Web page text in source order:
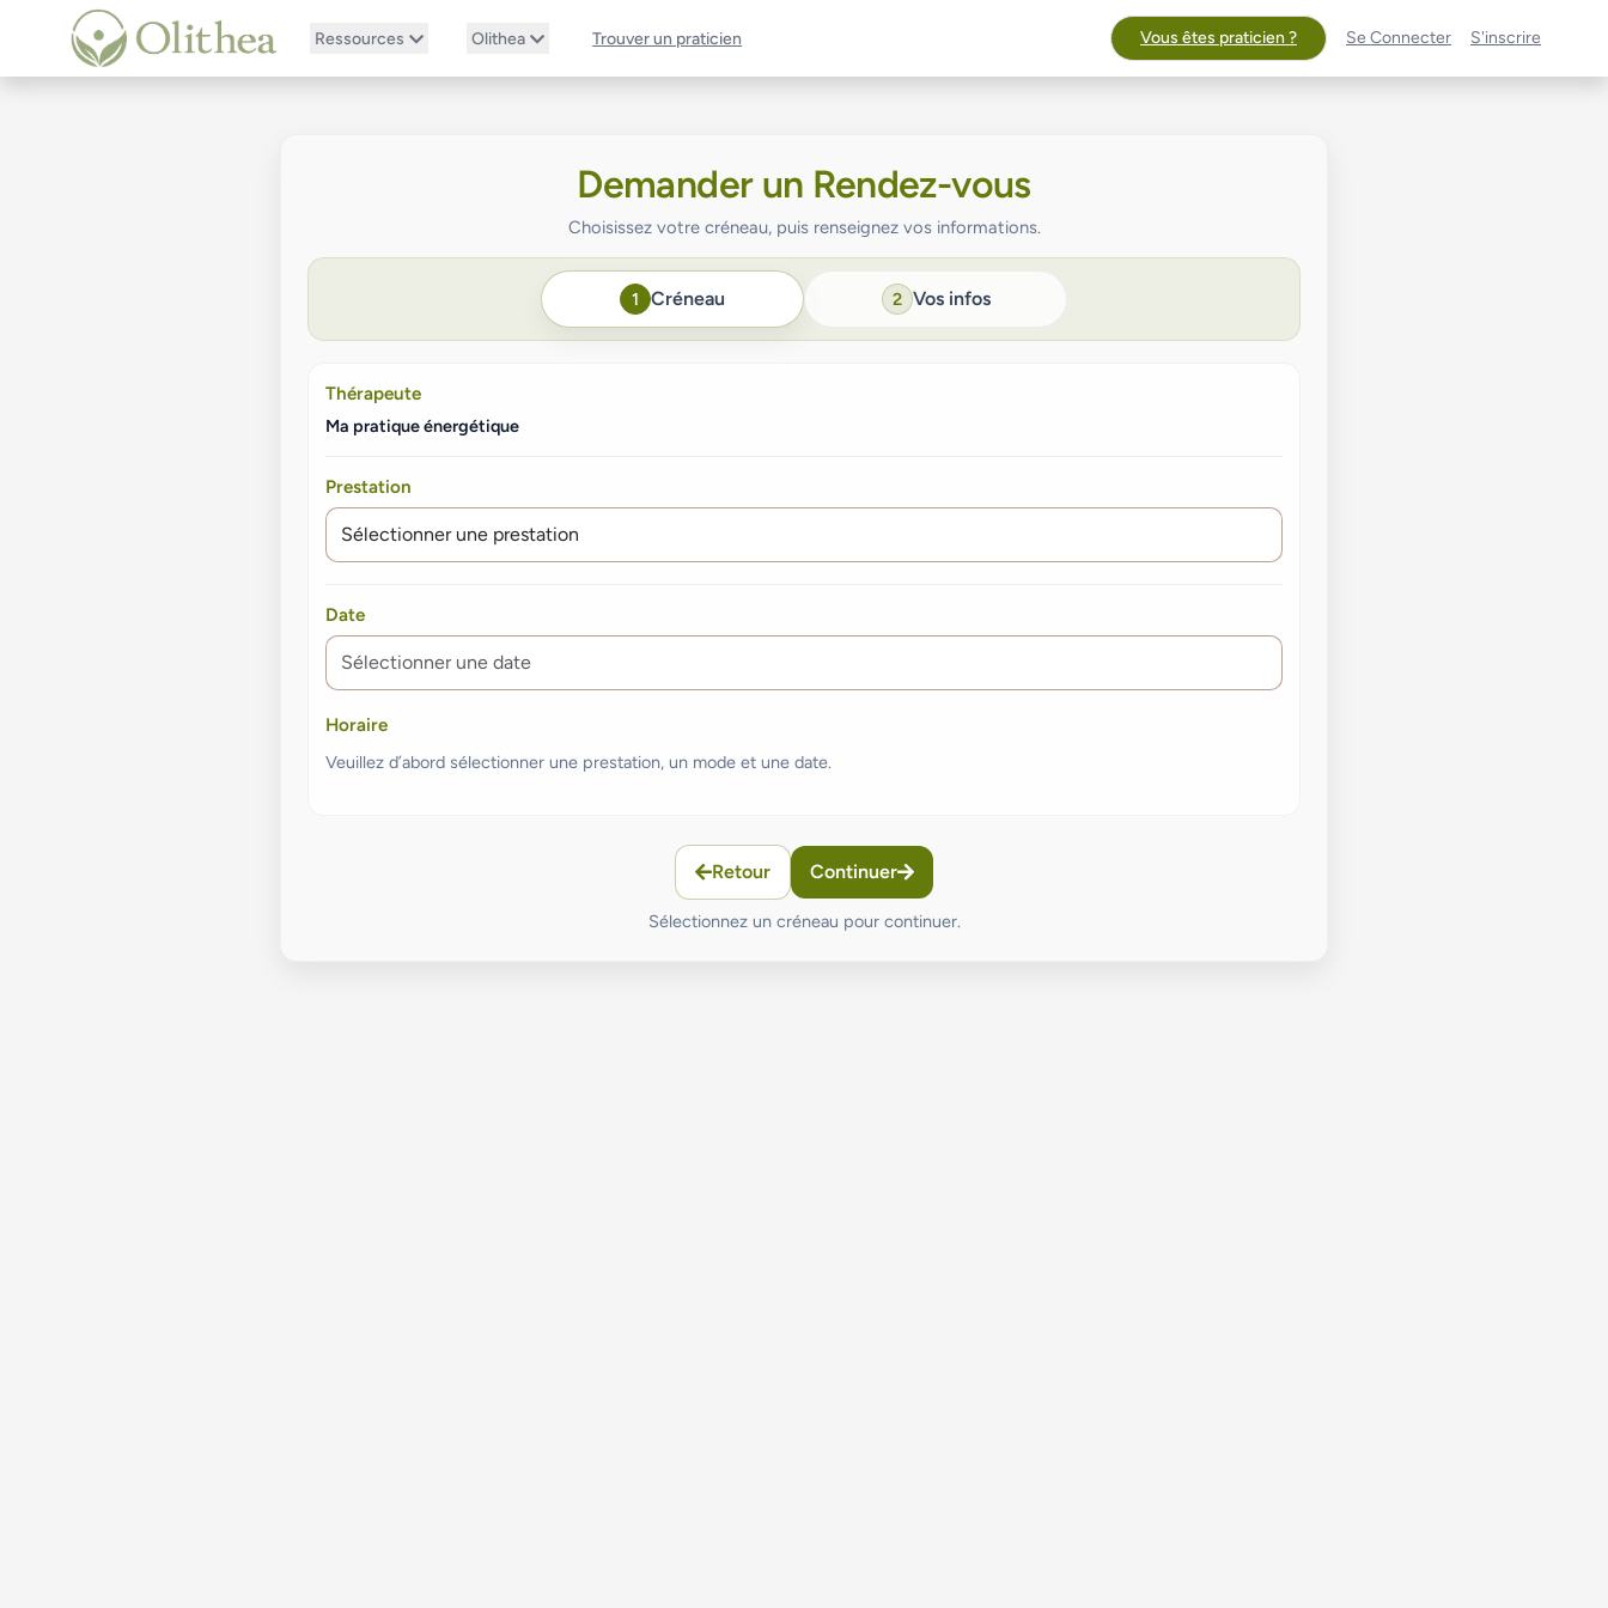
Ressources Olithea Trouver un praticien Vous êtes praticien ? Se Connecter S'inscrire
Demander un Rendez-vous
Choisissez votre créneau, puis renseignez vos informations.
1 Créneau 2 Vos infos
Thérapeute
Ma pratique énergétique
Prestation
Date
Horaire
Veuillez d’abord sélectionner une prestation, un mode et une date.
Retour Continuer
Sélectionnez un créneau pour continuer.